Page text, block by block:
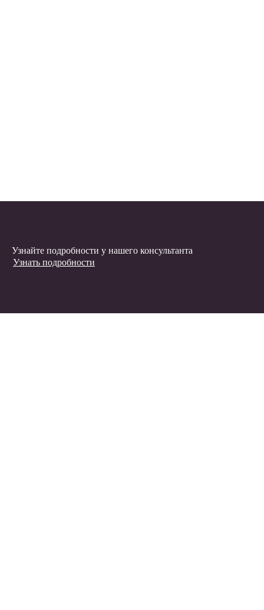
Узнайте подробности у нашего консультанта
Узнать подробности